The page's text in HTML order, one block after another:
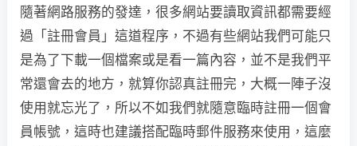
隨著網路服務的發達，很多網站要讀取資訊都需要經
過「註冊會員」這道程序，不過有些網站我們可能只
是為了下載一個檔案或是看一篇內容，並不是我們平
常還會去的地方，就算你認真註冊完，大概一陣子沒
使用就忘光了，所以不如我們就隨意臨時註冊一個會
員帳號，這時也建議搭配臨時郵件服務來使用，這麼